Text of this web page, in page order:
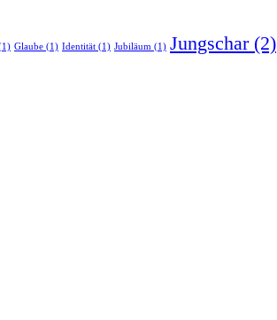
Glaube (1) Identität (1) Jubiläum (1) Jungschar(2)